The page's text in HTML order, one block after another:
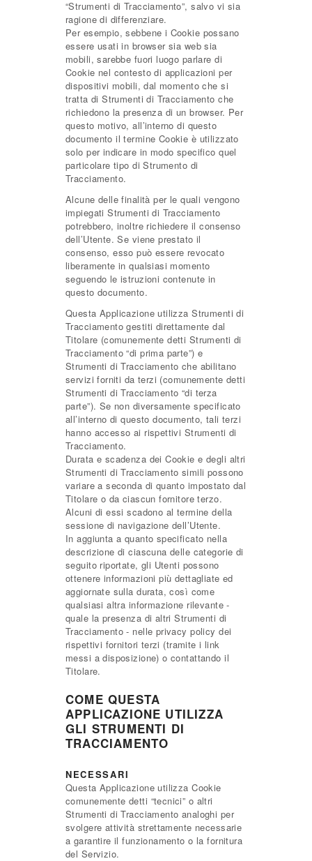
“Strumenti di Tracciamento”, salvo vi sia
ragione di differenziare.
Per esempio, sebbene i Cookie possano
essere usati in browser sia web sia
mobili, sarebbe fuori luogo parlare di
Cookie nel contesto di applicazioni per
dispositivi mobili, dal momento che si
tratta di Strumenti di Tracciamento che
richiedono la presenza di un browser. Per
questo motivo, all’interno di questo
documento il termine Cookie è utilizzato
solo per indicare in modo specifico quel
particolare tipo di Strumento di
Tracciamento.
Alcune delle finalità per le quali vengono
impiegati Strumenti di Tracciamento
potrebbero, inoltre richiedere il consenso
dell’Utente. Se viene prestato il
consenso, esso può essere revocato
liberamente in qualsiasi momento
seguendo le istruzioni contenute in
questo documento.
Questa Applicazione utilizza Strumenti di
Tracciamento gestiti direttamente dal
Titolare (comunemente detti Strumenti di
Tracciamento “di prima parte”) e
Strumenti di Tracciamento che abilitano
servizi forniti da terzi (comunemente detti
Strumenti di Tracciamento “di terza
parte”). Se non diversamente specificato
all’interno di questo documento, tali terzi
hanno accesso ai rispettivi Strumenti di
Tracciamento.
Durata e scadenza dei Cookie e degli altri
Strumenti di Tracciamento simili possono
variare a seconda di quanto impostato dal
Titolare o da ciascun fornitore terzo.
Alcuni di essi scadono al termine della
sessione di navigazione dell’Utente.
In aggiunta a quanto specificato nella
descrizione di ciascuna delle categorie di
seguito riportate, gli Utenti possono
ottenere informazioni più dettagliate ed
aggiornate sulla durata, così come
qualsiasi altra informazione rilevante -
quale la presenza di altri Strumenti di
Tracciamento - nelle privacy policy dei
rispettivi fornitori terzi (tramite i link
messi a disposizione) o contattando il
Titolare.
COME QUESTA
APPLICAZIONE UTILIZZA
GLI STRUMENTI DI
TRACCIAMENTO
NECESSARI
Questa Applicazione utilizza Cookie
comunemente detti “tecnici” o altri
Strumenti di Tracciamento analoghi per
svolgere attività strettamente necessarie
a garantire il funzionamento o la fornitura
del Servizio.